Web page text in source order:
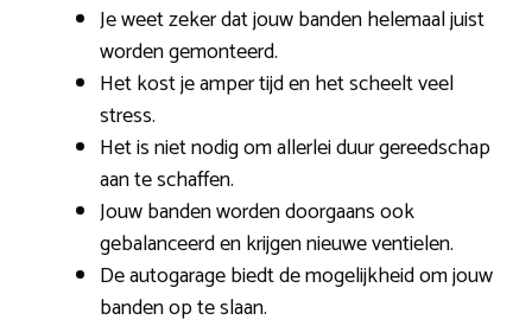
Je weet zeker dat jouw banden helemaal juist
worden gemonteerd.
Het kost je amper tijd en het scheelt veel
stress.
Het is niet nodig om allerlei duur gereedschap
aan te schaffen.
Jouw banden worden doorgaans ook
gebalanceerd en krijgen nieuwe ventielen.
De autogarage biedt de mogelijkheid om jouw
banden op te slaan.